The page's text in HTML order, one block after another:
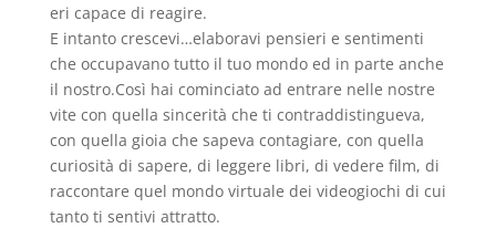
eri capace di reagire.
E intanto crescevi…elaboravi pensieri e sentimenti
che occupavano tutto il tuo mondo ed in parte anche
il nostro.Così hai cominciato ad entrare nelle nostre
vite con quella sincerità che ti contraddistingueva,
con quella gioia che sapeva contagiare, con quella
curiosità di sapere, di leggere libri, di vedere film, di
raccontare quel mondo virtuale dei videogiochi di cui
tanto ti sentivi attratto.